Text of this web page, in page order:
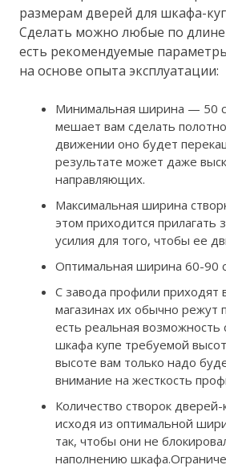
размерам дверей для шкафа-
Сделать можно любые по
есть рекомендуемые
на основе опыта эксплуатации:
Минимальная ширина — 50
мешает вам сделать
движении оно будет
результате может даже
направляющих.
Максимальная ширина
этом приходится прилагать
усилия для того, чтобы ее
Оптимальная ширина 60-90
С завода профили приходят
магазинах их обычно режут
есть реальная возможность
шкафа купе требуемой
высоте вам только надо
внимание на жесткость
Количество створок
исходя из оптимальной
так, чтобы они не
наполнению